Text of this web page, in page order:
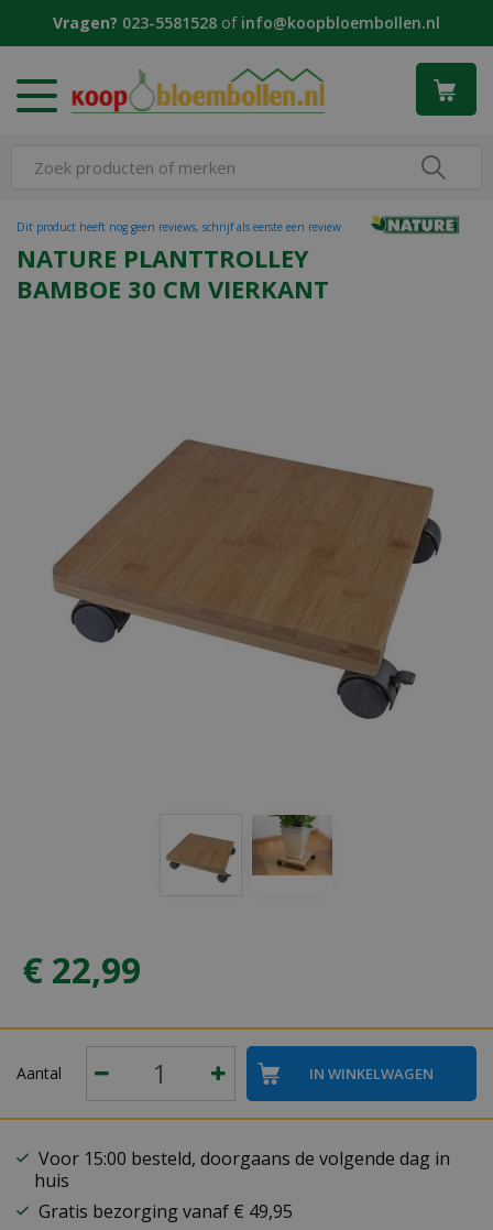
Vragen? 023-5581528 of info@koopbloembollen.nl
NATURE PLANTTROLLEY
BAMBOE 30 CM VIERKANT
Dit product heeft nog geen reviews, schrijf als eerste een review
€ 22,99
Aantal
Voor 15:00 besteld, doorgaans de volgende dag in
huis
Gratis bezorging vanaf € 49,95